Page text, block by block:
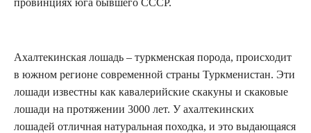
провинциях юга бывшего СССР.
Ахалтекинская лошадь – туркменская порода, происходит
в южном регионе современной страны Туркменистан. Эти
лошади известны как кавалерийские скакуны и скаковые
лошади на протяжении 3000 лет. У ахалтекинских
лошадей отличная натуральная походка, и это выдающаяся